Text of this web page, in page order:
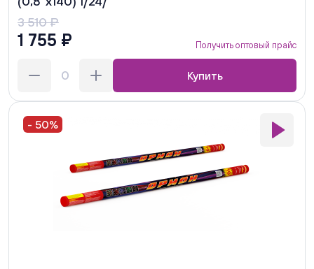
1 755 ₽
3 510 ₽
Получить оптовый прайс
Купить
- 50%